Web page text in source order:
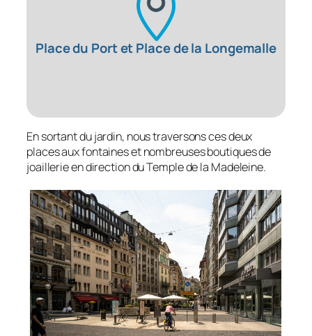
Place du Port et Place de la Longemalle
En sortant du jardin, nous traversons ces deux
places aux fontaines et nombreuses boutiques de
joaillerie en direction du Temple de la Madeleine.